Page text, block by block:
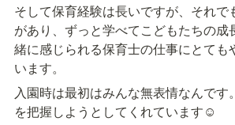
そして保育経験は長いですが、それで
があり、ずっと学べてこどもたちの成
緒に感じられる保育士の仕事にとても
います。
入園時は最初はみんな無表情なんです
を把握しようとしてくれています☺